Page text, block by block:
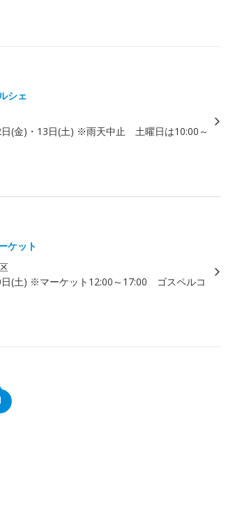
シェ
(金)・13日(土) ※雨天中止 土曜日は10:00～
ケット
(土) ※マーケット12:00～17:00 ゴスペルコ